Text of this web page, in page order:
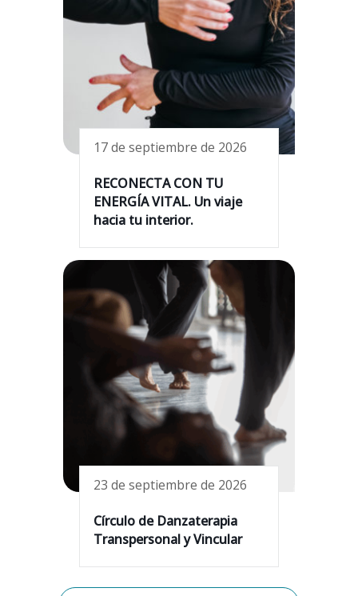
17 de septiembre de 2026
RECONECTA CON TU
ENERGÍA VITAL. Un viaje
hacia tu interior.
23 de septiembre de 2026
Círculo de Danzaterapia
Transpersonal y Vincular